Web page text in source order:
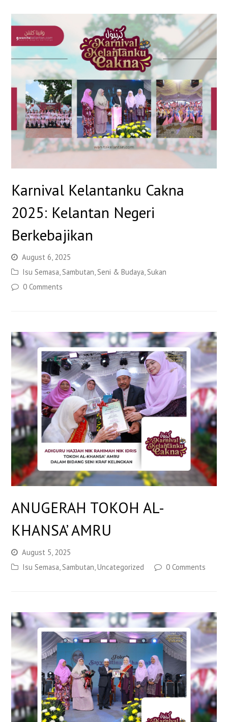
Karnival Kelantanku Cakna
2025: Kelantan Negeri
Berkebajikan
August 6, 2025
Isu Semasa,Sambutan,Seni & Budaya,Sukan
0 Comments
ANUGERAH TOKOH AL-
KHANSA’ AMRU
August 5, 2025
Isu Semasa,Sambutan,Uncategorized 0 Comments